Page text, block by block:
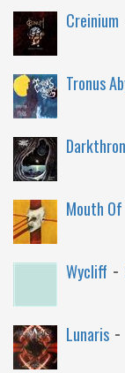
Creinium
Tronus
Mouth
Wycliff -
Lunaris -